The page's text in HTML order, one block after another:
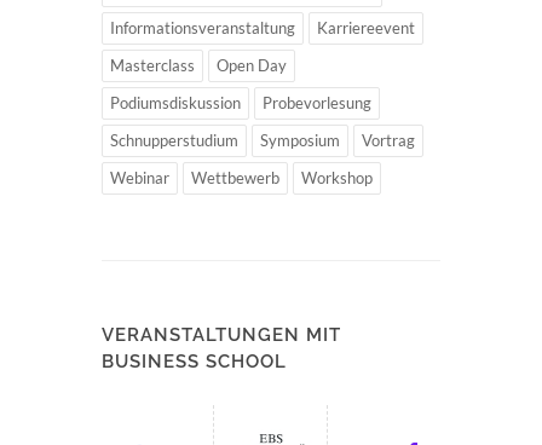
Informationsveranstaltung
Karriereevent
Masterclass
Open Day
Podiumsdiskussion
Probevorlesung
Schnupperstudium
Symposium
Vortrag
Webinar
Wettbewerb Workshop
VERANSTALTUNGEN MIT
BUSINESS SCHOOL